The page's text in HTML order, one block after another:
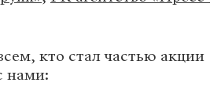
кто стал частью акции
нами: